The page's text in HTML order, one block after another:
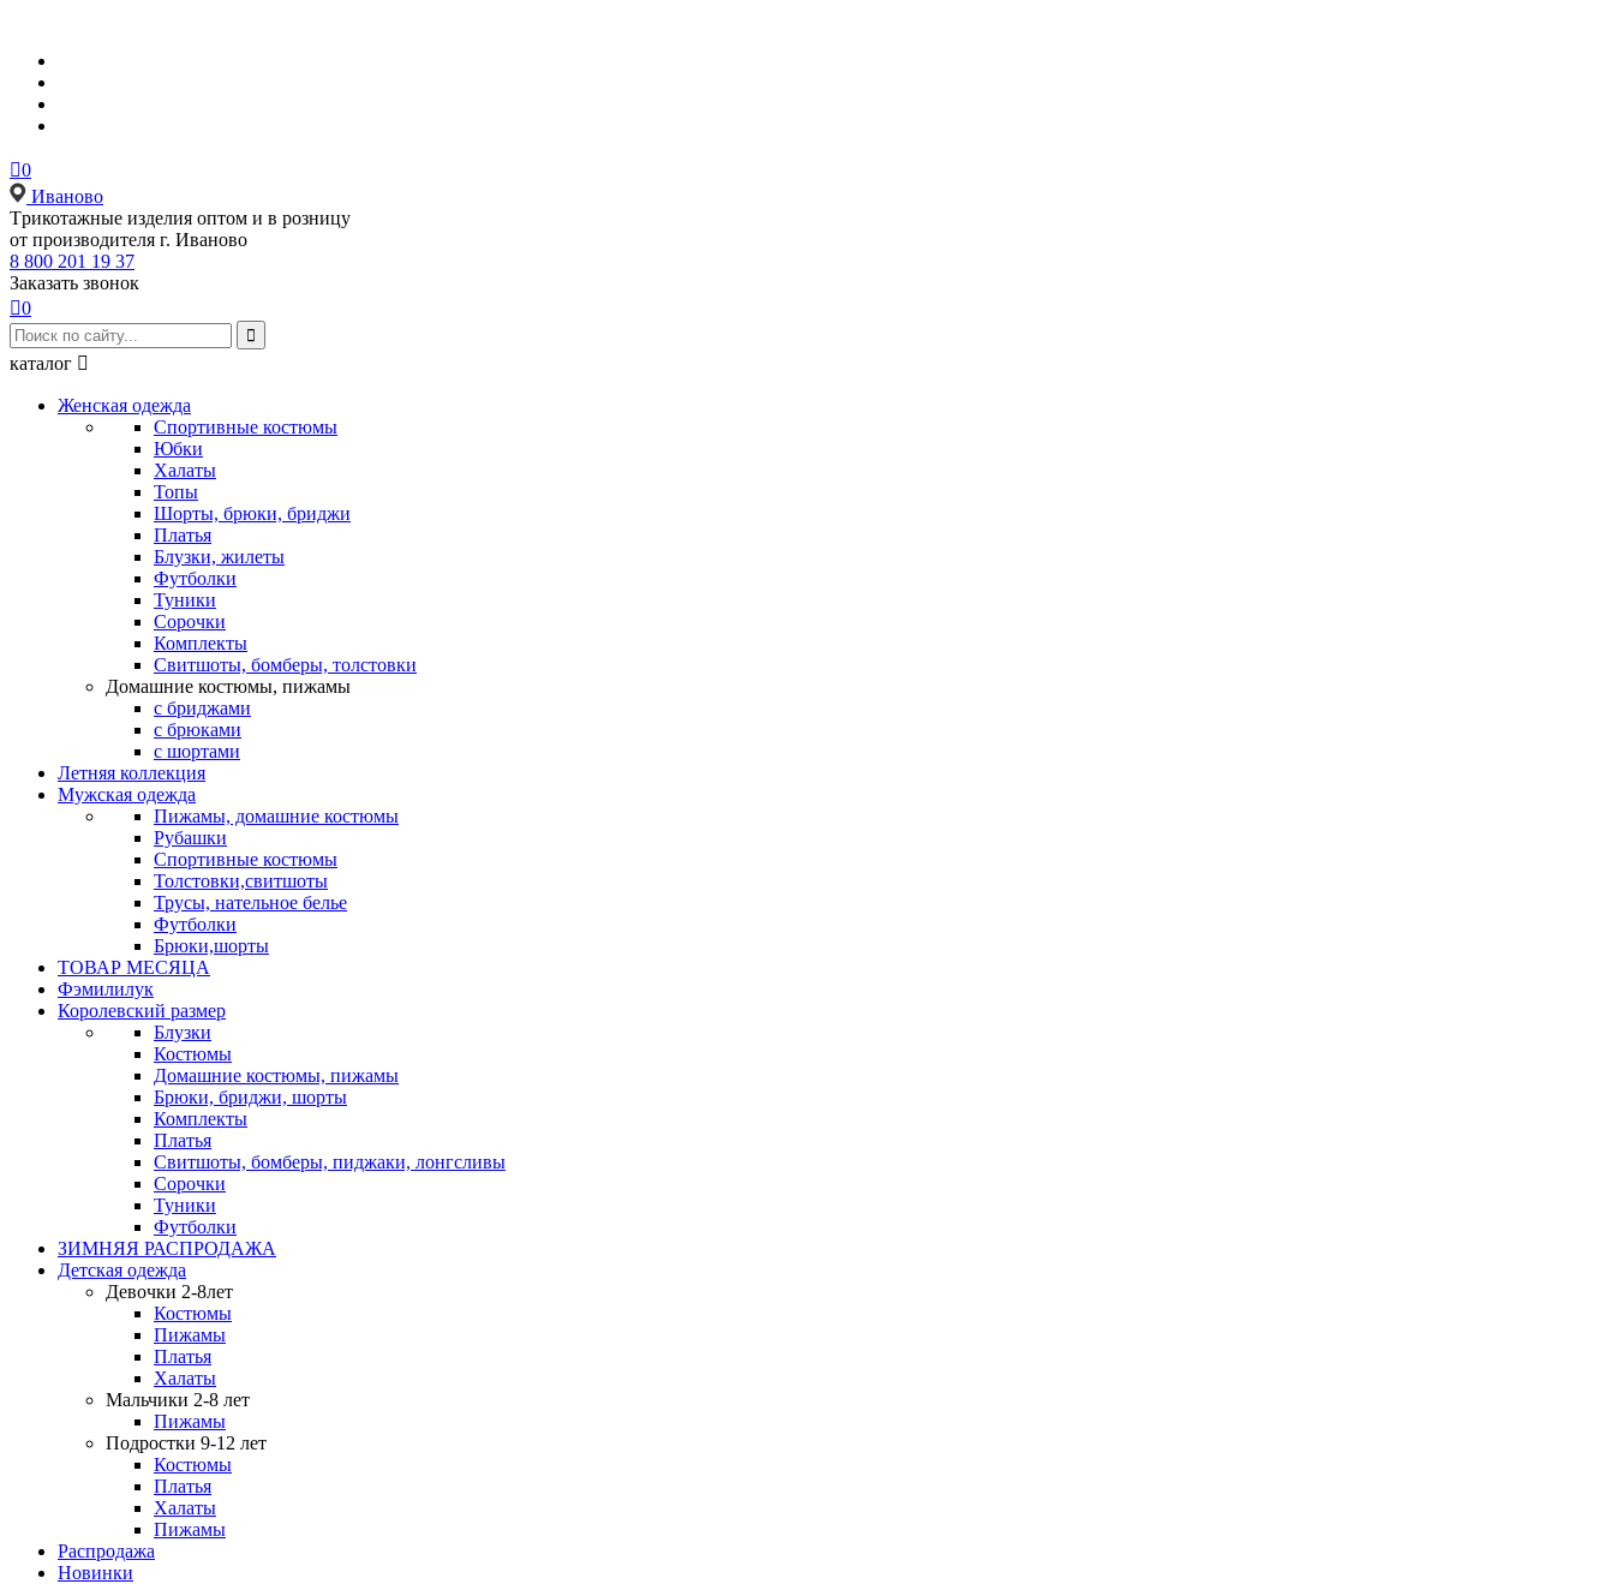
0
Иваново
Tрикотажные изделия оптом и в розницу
от производителя г. Иваново
8 800 201 19 37
Заказать звонок
0

каталог 
Женская одежда
Спортивные костюмы
Юбки
Халаты
Топы
Шорты, брюки, бриджи
Платья
Блузки, жилеты
Футболки
Туники
Сорочки
Комплекты
Свитшоты, бомберы, толстовки
Домашние костюмы, пижамы
с бриджами
с брюками
с шортами
Летняя коллекция
Мужская одежда
Пижамы, домашние костюмы
Рубашки
Спортивные костюмы
Толстовки,свитшоты
Трусы, нательное белье
Футболки
Брюки,шорты
ТОВАР МЕСЯЦА
Фэмилилук
Королевский размер
Блузки
Костюмы
Домашние костюмы, пижамы
Брюки, бриджи, шорты
Комплекты
Платья
Свитшоты, бомберы, пиджаки, лонгсливы
Сорочки
Туники
Футболки
ЗИМНЯЯ РАСПРОДАЖА
Детская одежда
Девочки 2-8лет
Костюмы
Пижамы
Платья
Халаты
Мальчики 2-8 лет
Пижамы
Подростки 9-12 лет
Костюмы
Платья
Халаты
Пижамы
Распродажа
Новинки